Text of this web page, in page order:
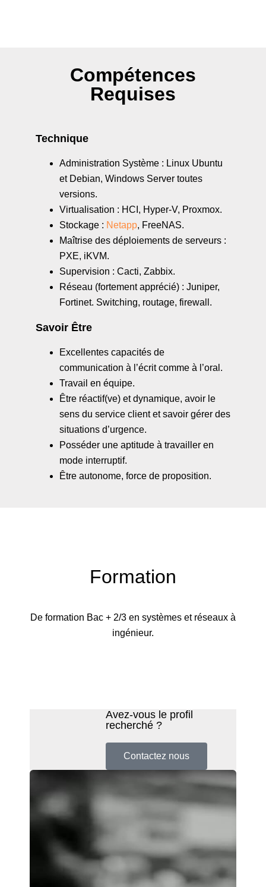
Compétences
Requises
Technique
Administration Système : Linux Ubuntu
et Debian, Windows Server toutes
versions.
Virtualisation : HCI, Hyper-V, Proxmox.
Stockage : Netapp, FreeNAS.
Maîtrise des déploiements de serveurs :
PXE, iKVM.
Supervision : Cacti, Zabbix.
Réseau (fortement apprécié) : Juniper,
Fortinet. Switching, routage, firewall.
Savoir Être
Excellentes capacités de
communication à l’écrit comme à l’oral.
Travail en équipe.
Être réactif(ve) et dynamique, avoir le
sens du service client et savoir gérer des
situations d’urgence.
Posséder une aptitude à travailler en
mode interruptif.
Être autonome, force de proposition.
Formation
De formation Bac + 2/3 en systèmes et réseaux à
ingénieur.
Avez-vous le profil
recherché ?
Contactez nous